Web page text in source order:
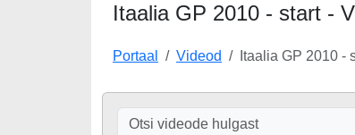
Itaalia GP 2010 - start -
Portaal Videod Itaalia GP 2010 -